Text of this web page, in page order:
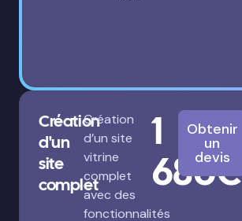
Création
d'un
site
complet
Création
d’un site
vitrine
complet
avec des
fonctionnalités
1
680€
Obtenir
un
devis